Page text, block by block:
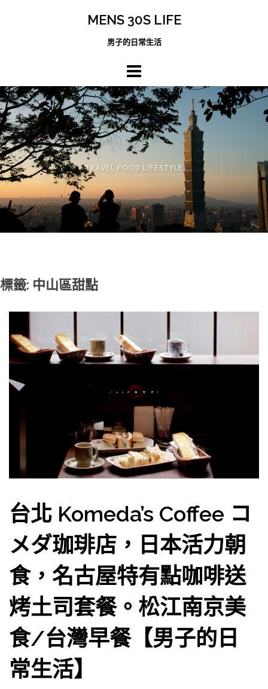
MENS 30S LIFE
男子的日常生活
TRAVEL FOOD LIFESTYLE
標籤: 中山區甜點
台北 Komeda’s Coffee コ
メダ珈琲店，日本活力朝
食，名古屋特有點咖啡送
烤土司套餐。松江南京美
食/台灣早餐【男子的日
常生活】